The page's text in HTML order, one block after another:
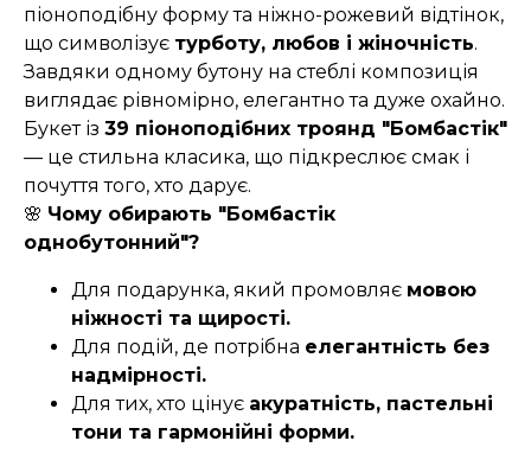
піоноподібну форму та ніжно-рожевий відтінок,
що символізує турботу, любов і жіночність.
Завдяки одному бутону на стеблі композиція
виглядає рівномірно, елегантно та дуже охайно.
Букет із 39 піоноподібних троянд "Бомбастік"
— це стильна класика, що підкреслює смак і
почуття того, хто дарує.
🌸 Чому обирають "Бомбастік
однобутонний"?
Для подарунка, який промовляє мовою
ніжності та щирості.
Для подій, де потрібна елегантність без
надмірності.
Для тих, хто цінує акуратність, пастельні
тони та гармонійні форми.